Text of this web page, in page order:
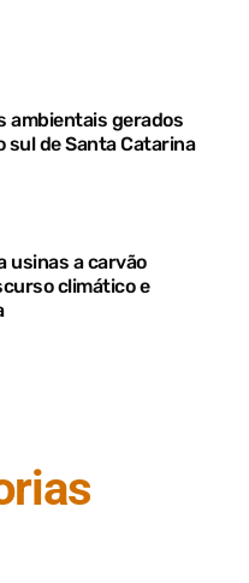
ambientais gerados
sul de Santa Catarina
usinas a carvão
climático e